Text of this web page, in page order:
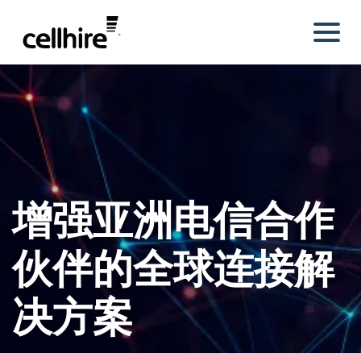
增强亚洲电信合作
伙伴的全球连接解
决方案